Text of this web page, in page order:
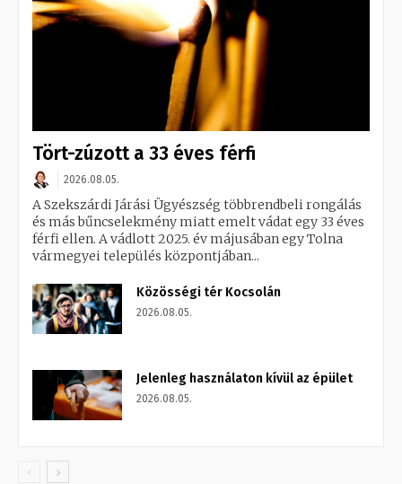
Tört-zúzott a 33 éves férfi
2026.08.05.
A Szekszárdi Járási Ügyészség többrendbeli rongálás
és más bűncselekmény miatt emelt vádat egy 33 éves
férfi ellen. A vádlott 2025. év májusában egy Tolna
vármegyei település központjában...
Közösségi tér Kocsolán
2026.08.05.
Jelenleg használaton kívül az épület
2026.08.05.